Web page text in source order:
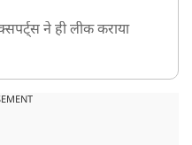
ने ही लीक कराया
जलस्तर में बढ़ोतरी